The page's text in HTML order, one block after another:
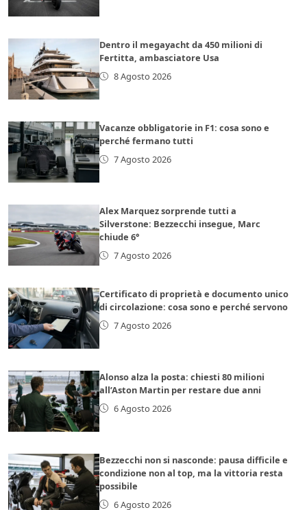
Dentro il megayacht da 450 milioni di
Fertitta, ambasciatore Usa
8 Agosto 2026
Vacanze obbligatorie in F1: cosa sono e
perché fermano tutti
7 Agosto 2026
Alex Marquez sorprende tutti a
Silverstone: Bezzecchi insegue, Marc
chiude 6°
7 Agosto 2026
Certificato di proprietà e documento unico
di circolazione: cosa sono e perché servono
7 Agosto 2026
Alonso alza la posta: chiesti 80 milioni
all’Aston Martin per restare due anni
6 Agosto 2026
Bezzecchi non si nasconde: pausa difficile e
condizione non al top, ma la vittoria resta
possibile
6 Agosto 2026